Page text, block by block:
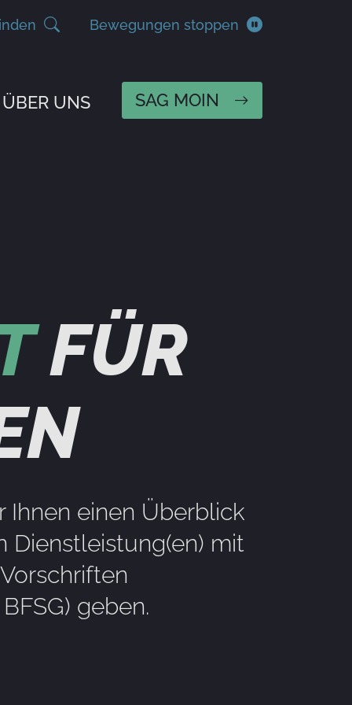
Bewegungen stoppen
ÜBER UNS SAG MOIN
FÜR
Ihnen einen Überblick
Dienstleistung(en) mit
geben.